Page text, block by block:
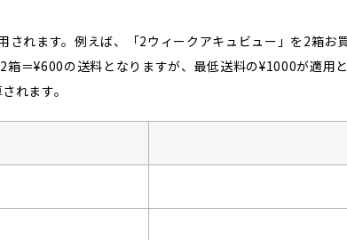
れます。例えば、「2ウィークアキュビュー」を2箱お
＝¥600の送料となりますが、最低送料の¥1000が適用
れます。